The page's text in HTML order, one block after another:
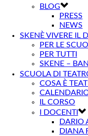
BLOG
PRESS
NEWS
SKENÈ VIVERE IL
PER LE
PER TUTTI
SKENE –
SCUOLA DI
COSA È
IL CORSO
I DOCENTI
DARIO
DIANA